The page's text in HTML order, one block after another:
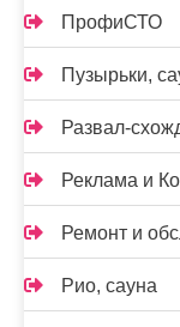
ПрофиСТО
Пузырьки,
Развал-
Реклама и
Ремонт и
Рио, сауна